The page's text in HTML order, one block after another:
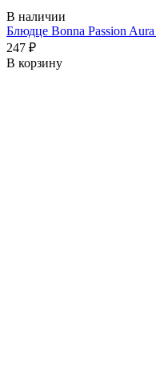
В наличии
Блюдце Bonna Passion
247 ₽
В корзину